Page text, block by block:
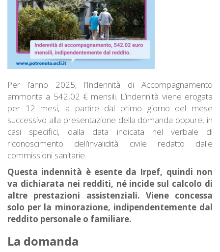
Per l’anno 2025, l’Indennità di Accompagnamento
ammonta a 542,02 € mensili. L’indennità viene erogata
per 12 mesi, a partire dal primo giorno del mese
successivo alla presentazione della domanda oppure, in
casi specifici, dalla data indicata nel verbale di
riconoscimento dell’invalidità civile redatto dalle
commissioni sanitarie.
Questa indennità è esente da Irpef, quindi non
va dichiarata nei redditi, né incide sul calcolo di
altre prestazioni assistenziali. Viene concessa
solo per la minorazione, indipendentemente dal
reddito personale o familiare.
La domanda